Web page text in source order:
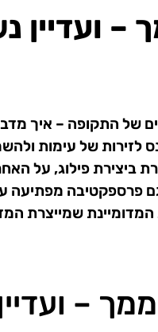
ועדיין
של התקופה –
לזירות של עימות
פילוג, על
מפתיעה
שמייצרת
–